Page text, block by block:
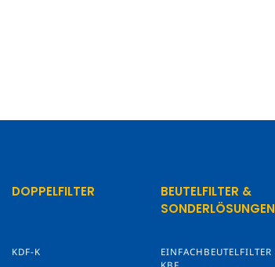
DOPPELFILTER
KDF-K
BEUTELFILTER &
SONDERLÖSUNGEN
EINFACHBEUTELFILTER